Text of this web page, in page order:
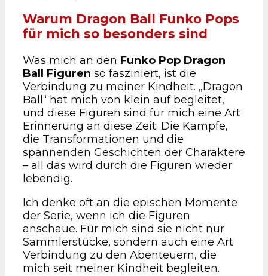
Warum Dragon Ball Funko Pops
für mich so besonders sind
Was mich an den Funko Pop Dragon
Ball Figuren so fasziniert, ist die
Verbindung zu meiner Kindheit. „Dragon
Ball“ hat mich von klein auf begleitet,
und diese Figuren sind für mich eine Art
Erinnerung an diese Zeit. Die Kämpfe,
die Transformationen und die
spannenden Geschichten der Charaktere
– all das wird durch die Figuren wieder
lebendig.
Ich denke oft an die epischen Momente
der Serie, wenn ich die Figuren
anschaue. Für mich sind sie nicht nur
Sammlerstücke, sondern auch eine Art
Verbindung zu den Abenteuern, die
mich seit meiner Kindheit begleiten.